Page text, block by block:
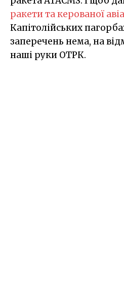
ракети та керованої
Капітолійських
заперечень нема, на
наші руки ОТРК.